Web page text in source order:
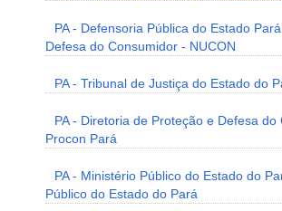
PA - Defensoria Pública do Estado
Defesa do Consumidor - NUCON
PA - Tribunal de Justiça do Estado do
PA - Diretoria de Proteção e Defesa do
Procon Pará
PA - Ministério Público do Estado do
Público do Estado do Pará